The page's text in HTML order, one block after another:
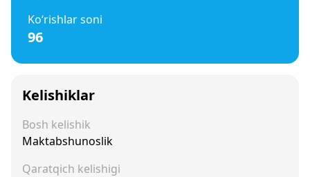
Ko‘rishlar soni
96
Kelishiklar
Bosh kelishik
Maktabshunoslik
Qaratqich kelishigi